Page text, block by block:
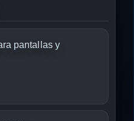
pantallas y